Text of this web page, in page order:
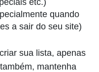
quando
a sair do seu site)
sua lista, apenas
mantenha